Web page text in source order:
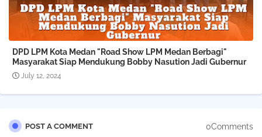
DPD LPM Kota Medan "Road Show LPM Medan Berbagi"
Masyarakat Siap Mendukung Bobby Nasution Jadi Gubernur
July 12, 2024
POST A COMMENT 0Comments